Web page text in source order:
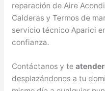
reparación de Aire
Calderas y Termos de
servicio técnico Aparici
confianza.
Contáctanos y te
desplazándonos a tu